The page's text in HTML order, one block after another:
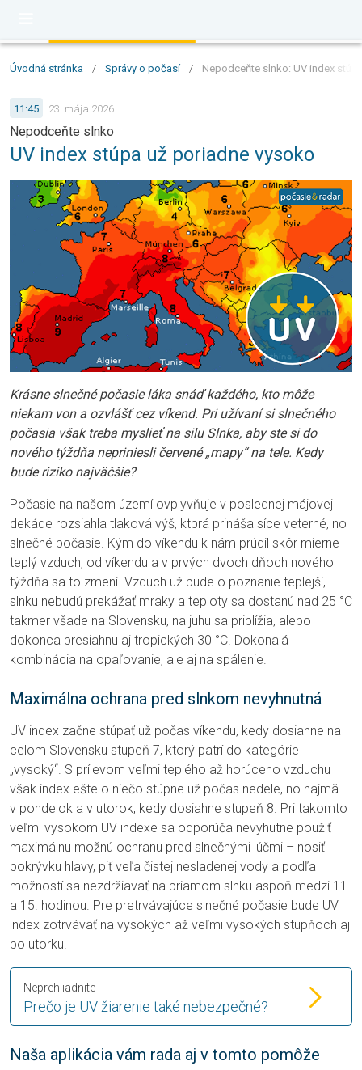
Úvodná stránka / Správy o počasí / Nepodceňte slnko: UV index
11:45 23. mája 2026
Nepodceňte slnko
UV index stúpa už poriadne vysoko
Krásne slnečné počasie láka snáď každého, kto môže
niekam von a ozvlášť cez víkend. Pri užívaní si slnečného
počasia však treba myslieť na silu Slnka, aby ste si do
nového týždňa nepriniesli červené „mapy“ na tele. Kedy
bude riziko najväčšie?
Počasie na našom území ovplyvňuje v poslednej májovej
dekáde rozsiahla tlaková výš, ktprá prináša síce veterné, no
slnečné počasie. Kým do víkendu k nám prúdil skôr mierne
teplý vzduch, od víkendu a v prvých dvoch dňoch nového
týždňa sa to zmení. Vzduch už bude o poznanie teplejší,
slnku nebudú prekážať mraky a teploty sa dostanú nad 25 °C
takmer všade na Slovensku, na juhu sa priblížia, alebo
dokonca presiahnu aj tropických 30 °C. Dokonalá
kombinácia na opaľovanie, ale aj na spálenie.
Maximálna ochrana pred slnkom nevyhnutná
UV index začne stúpať už počas víkendu, kedy dosiahne na
celom Slovensku stupeň 7, ktorý patrí do kategórie
„vysoký“. S prílevom veľmi teplého až horúceho vzduchu
však index ešte o niečo stúpne už počas nedele, no najmä
v pondelok a v utorok, kedy dosiahne stupeň 8. Pri takomto
veľmi vysokom UV indexe sa odporúča nevyhutne použiť
maximálnu možnú ochranu pred slnečnými lúčmi – nosiť
pokrývku hlavy, piť veľa čistej nesladenej vody a podľa
možností sa nezdržiavať na priamom slnku aspoň medzi 11.
a 15. hodinou. Pre pretrvávajúce slnečné počasie bude UV
index zotrvávať na vysokých až veľmi vysokých stupňoch aj
po utorku.
Prečo je UV žiarenie také nebezpečné?
Neprehliadnite
Naša aplikácia vám rada aj v tomto pomôže